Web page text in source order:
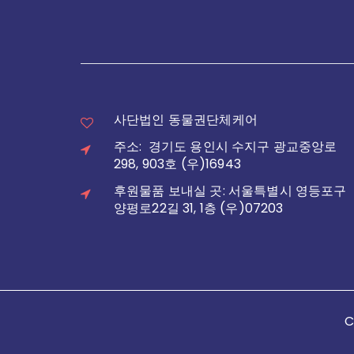
사단법인 동물권단체케어
주소: 경기도 용인시 수지구 광교중앙로
298, 903호 (우)16943
후원물품 보내실 곳: 서울특별시 영등포구
양평로22길 31, 1층 (우)07203